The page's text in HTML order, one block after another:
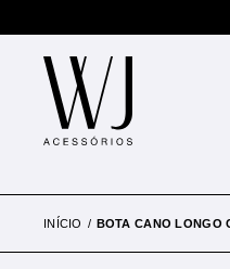
INÍCIO BOTA CANO LONGO